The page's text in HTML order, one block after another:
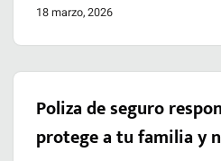
18 marzo, 2026
Poliza de seguro
protege a tu familia y